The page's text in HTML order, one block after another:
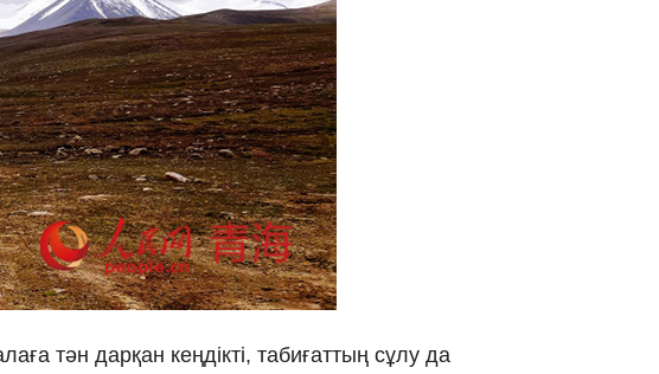
Kiswahili
Italiano
Қазақ тілі
ภาษาไทย
Bahasa Melayu
Ελληνικά
Tiếng Việt
тән дарқан кеңдікті, табиғаттың сұлу да